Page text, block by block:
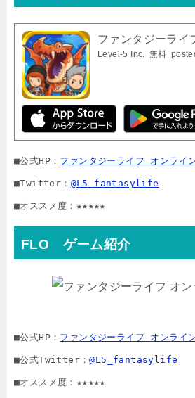
ファンタジーライ
Level-5 Inc. 無料
■公式HP： ファンタジーライフ オンライ
■Twitter： @L5_fantasylife
■オススメ度：★★★★★
FLO ゲーム紹介
■公式HP： ファンタジーライフ オンライ
■公式Twitter：@L5_fantasylife
■オススメ度：★★★★★